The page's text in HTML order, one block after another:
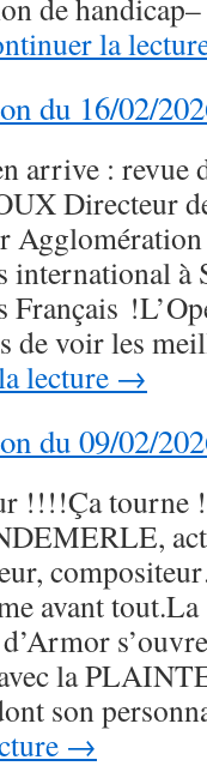
de
la
du 16/02/
arrive : revue
Directeur
international à
Français
de voir les
lecture →
du 09/02/
!!!!Ça tourne
avant
la
son
→